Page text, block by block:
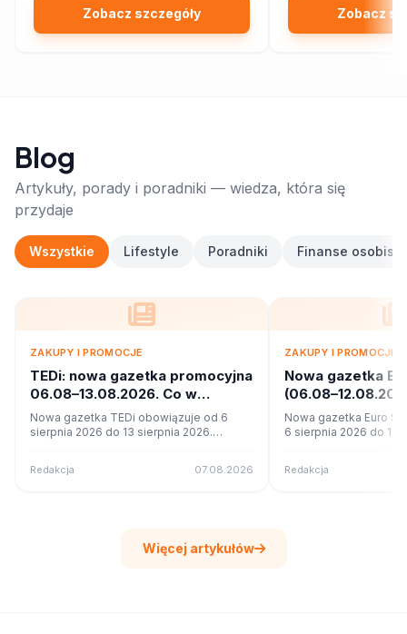
Zobacz szczegóły Zobacz
Blog
Artykuły, porady i poradniki — wiedza, która się
przydaje
Wszystkie Lifestyle Poradniki Finanse osobiste
ZAKUPY I PROMOCJE
TEDi: nowa gazetka promocyjna
06.08–13.08.2026. Co w
ofercie?
Nowa gazetka TEDi obowiązuje od 6
sierpnia 2026 do 13 sierpnia 2026.
Redakcja 07.08.2026
ZAKUPY I PROMOCJE
Nowa gazetka
promocje
Nowa gazetka Euro
6 sierpnia 2026 do 12
Redakcja
Więcej artykułów